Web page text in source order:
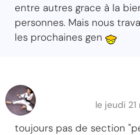
entre autres grace à la
personnes. Mais nous
les prochaines gen
le jeudi
toujours pas de section